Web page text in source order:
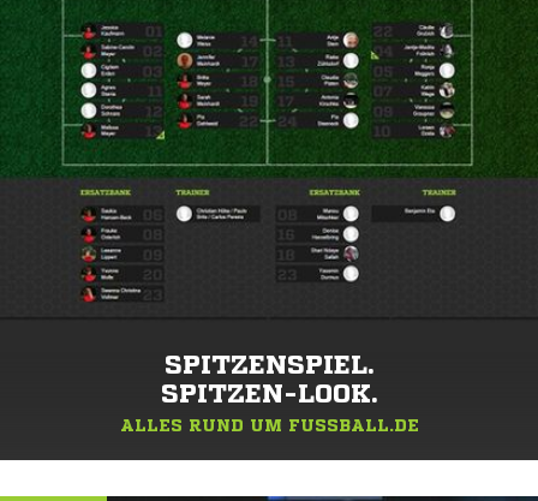
SPITZENSPIEL.
SPITZEN-LOOK.
ALLES RUND UM FUSSBALL.DE